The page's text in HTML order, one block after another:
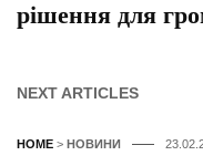
рішення для
NEXT ARTICLES
HOME > НОВИНИ